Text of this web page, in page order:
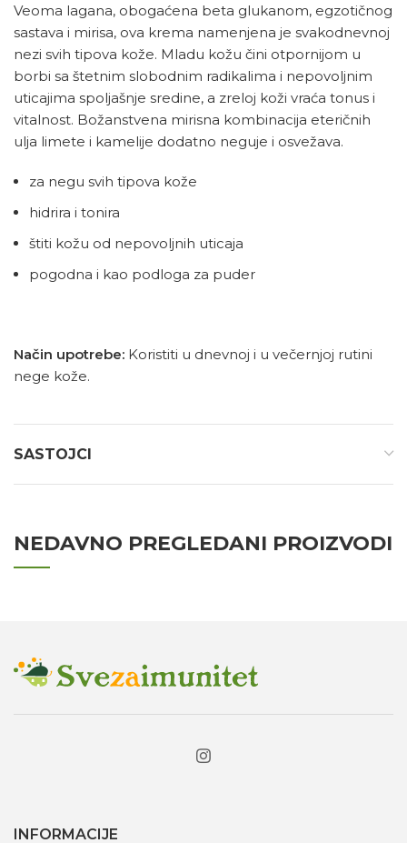
Veoma lagana, obogaćena beta glukanom, egzotičnog
sastava i mirisa, ova krema namenjena je svakodnevnoj
nezi svih tipova kože. Mladu kožu čini otpornijom u
borbi sa štetnim slobodnim radikalima i nepovoljnim
uticajima spoljašnje sredine, a zreloj koži vraća tonus i
vitalnost. Božanstvena mirisna kombinacija eteričnih
ulja limete i kamelije dodatno neguje i osvežava.
za negu svih tipova kože
hidrira i tonira
štiti kožu od nepovoljnih uticaja
pogodna i kao podloga za puder
Način upotrebe: Koristiti u dnevnoj i u večernjoj rutini
nege kože.
SASTOJCI
NEDAVNO PREGLEDANI PROIZVODI
INFORMACIJE